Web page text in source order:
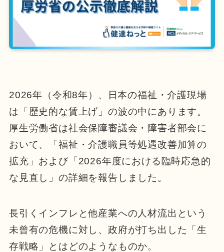
2026年（令和8年）、日本の福祉・介護現場
は「歴史的な賃上げ」の波の中にあります。
厚生労働省は社会保障審議会・障害者部会に
おいて、「福祉・介護職員等処遇改善加算の
拡充」および「2026年度における臨時応急的
な見直し」の詳細を報告しました。
長引くインフレと他産業への人材流出という
未曾有の危機に対し、政府が打ち出した「生
存戦略」とはどのようなものか。